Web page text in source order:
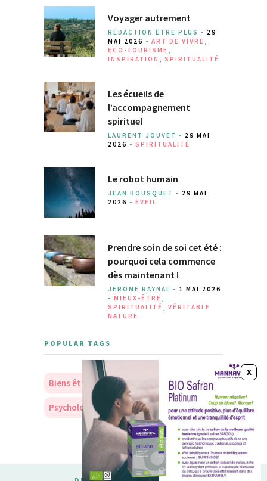
Voyager autrement
RÉDACTION ÊTRE PLUS - 29
MAI 2026 - ART DE VIVRE ,
ECO-TOURISME ,
INSPIRATION , SPIRITUALITÉ
Les écueils de
l’accompagnement
spirituel
LAURENT JOUVET - 29 MAI
2026 - SPIRITUALITÉ
Le robot humain
JEAN BOUSQUET - 29 MAI
2026 - EVEIL
Prendre soin de soi cet été :
pourquoi cela commence
dès maintenant !
JEROME RAYNAL - 1 MAI 2026
- MIEUX-ÊTRE ,
SPIRITUALITÉ , VÉRITABLE
NATURE
POPULAR TAGS
Biens être Soins Nourriture
Psychologie Personnalité